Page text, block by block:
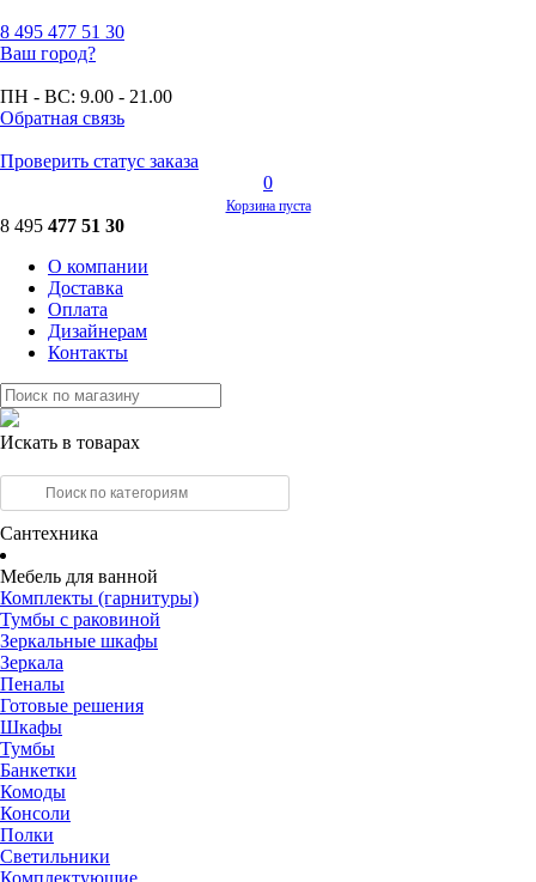
8 495 477 51 30
Ваш город?
ПН - ВС: 9.00 - 21.00
Обратная связь
Проверить статус заказа
0
Корзина пуста
8 495 477 51 30
О компании
Доставка
Оплата
Дизайнерам
Контакты
Искать в товарах
Сантехника
Мебель для ванной
Комплекты (гарнитуры)
Тумбы с раковиной
Зеркальные шкафы
Зеркала
Пеналы
Готовые решения
Шкафы
Тумбы
Банкетки
Комоды
Консоли
Полки
Светильники
Комплектующие